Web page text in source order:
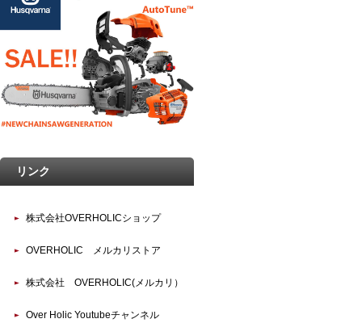
リンク
株式会社OVERHOLICショップ
OVERHOLIC メルカリストア
株式会社 OVERHOLIC(メルカリ）
Over Holic Youtubeチャンネル